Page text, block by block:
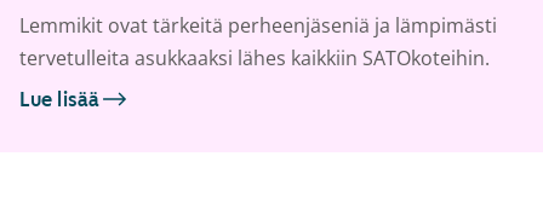
Lemmikit ovat tärkeitä perheenjäseniä ja lämpimästi
tervetulleita asukkaaksi lähes kaikkiin SATOkoteihin.
Lue lisää